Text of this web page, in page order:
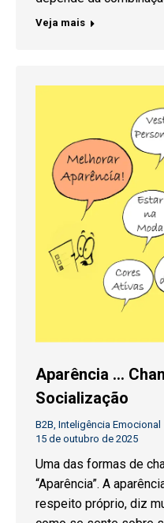
Veja mais
Aparência …
Socialização
B2B, Inteligência Emocional
15 de outubro de 2025
Uma das formas de
“Aparência”. A
respeito próprio, diz